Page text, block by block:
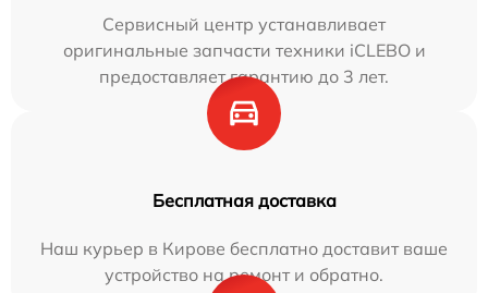
Сервисный центр устанавливает
оригинальные запчасти техники iCLEBO и
предоставляет гарантию до 3 лет.
Бесплатная доставка
Наш курьер в Кирове бесплатно доставит ваше
устройство на ремонт и обратно.